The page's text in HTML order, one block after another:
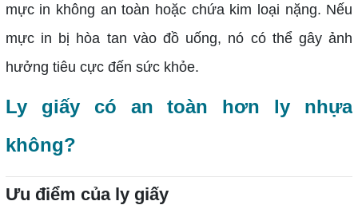
mực in không an toàn hoặc chứa kim loại nặng. Nếu
mực in bị hòa tan vào đồ uống, nó có thể gây ảnh
hưởng tiêu cực đến sức khỏe.
Ly giấy có an toàn hơn ly nhựa
không?
Ưu điểm của ly giấy